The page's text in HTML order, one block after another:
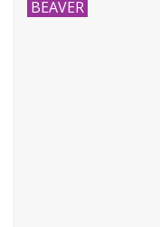
BEAVER